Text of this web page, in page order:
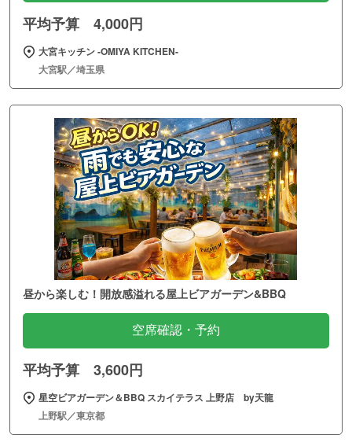
平均予算 4,000円
大宮キッチン ‐OMIYA KITCHEN‐
大宮駅／埼玉県
昼から楽しむ！開放感溢れる屋上ビアガーデン&BBQ
空席確認・予約
平均予算 3,600円
星空ビアガーデン＆BBQ スカイテラス 上野店 by天龍
上野駅／東京都